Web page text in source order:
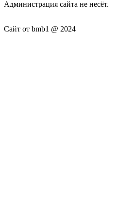
Администрация сайта не несёт.
Сайт от bmb1 @ 2024